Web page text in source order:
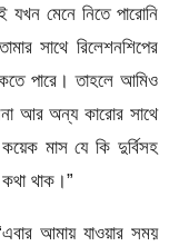
মেনে নিতে পারোনি
সাথে রিলেশনশিপের
পারে। তাহলে আমিও
আর অন্য কারোর সাথে
মাস যে কি দুর্বিসহ
থাক।”
আমায় যাওয়ার সময়